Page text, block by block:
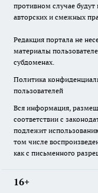
противном случае
авторских и смежных
Редакция портала не
материалы
субдоменах.
Политика
пользователей
Вся информация,
соответствии с
подлежит
том числе
как с письменного
16+